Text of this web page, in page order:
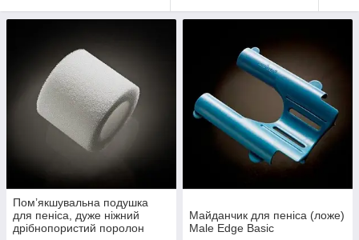
Пом’якшувальна подушка
для пеніса, дуже ніжний
дрібнопористий поролон
Майданчик для пеніса (ложе)
Male Edge Basic